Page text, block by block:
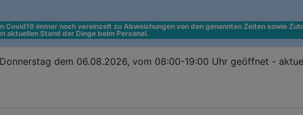
Covid19 immer noch vereinzelt zu Abweichungen von den genannten Zeiten sowie
aktuellen Stand der Dinge beim Personal.
dem 06.08.2026, vom 08:00-19:00 Uhr geöffnet -